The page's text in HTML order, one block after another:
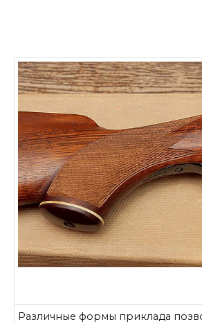
Различные формы приклада